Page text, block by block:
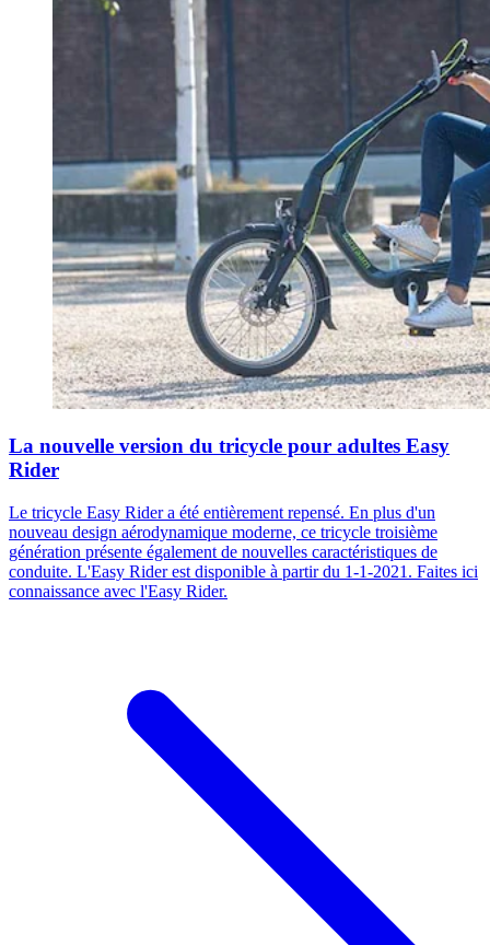
La nouvelle version du tricycle pour adultes Easy
Rider
Le tricycle Easy Rider a été entièrement repensé. En plus d'un
nouveau design aérodynamique moderne, ce tricycle troisième
génération présente également de nouvelles caractéristiques de
conduite. L'Easy Rider est disponible à partir du 1-1-2021. Faites ici
connaissance avec l'Easy Rider.​